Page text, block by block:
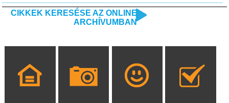
CIKKEK KERESÉSE AZ ONLINE
ARCHÍVUMBAN